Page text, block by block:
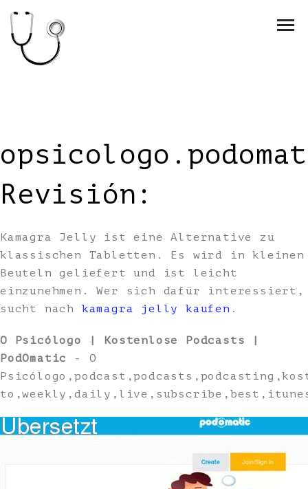
Revisión:
Kamagra Jelly ist eine Alternative zu
klassischen Tabletten. Es wird in kleinen
Beuteln geliefert und ist leicht
einzunehmen. Wer sich dafür interessiert,
sucht nach kamagra jelly kaufen .
O Psicólogo | Kostenlose Podcasts |
PodOmatic
- O